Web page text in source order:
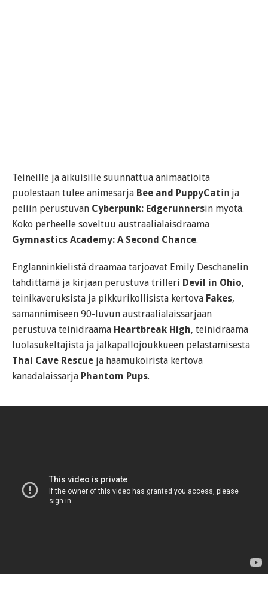
Teineille ja aikuisille suunnattua animaatioita
puolestaan tulee animesarja Bee and PuppyCatin ja
peliin perustuvan Cyberpunk: Edgerunnersin myötä.
Koko perheelle soveltuu austraalialaisdraama
Gymnastics Academy: A Second Chance.
Englanninkielistä draamaa tarjoavat Emily Deschanelin
tähdittämä ja kirjaan perustuva trilleri Devil in Ohio,
teinikaveruksista ja pikkurikollisista kertova Fakes,
samannimiseen 90-luvun austraalialaissarjaan
perustuva teinidraama Heartbreak High, teinidraama
luolasukeltajista ja jalkapallojoukkueen pelastamisesta
Thai Cave Rescue ja haamukoirista kertova
kanadalaissarja Phantom Pups.